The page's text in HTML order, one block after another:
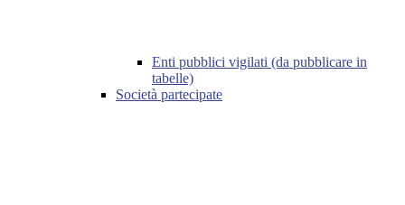
Enti pubblici vigilati (da pubblicare in
tabelle)
Società partecipate